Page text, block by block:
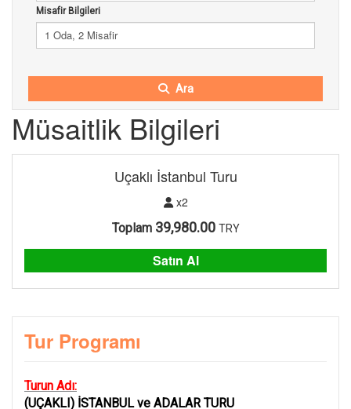
Misafir Bilgileri
1 Oda, 2 Misafir
Ara
Müsaitlik Bilgileri
Uçaklı İstanbul Turu
x2
Toplam 39,980.00 TRY
Satın Al
Tur Programı
Turun Adı:
(UÇAKLI) İSTANBUL ve ADALAR TURU